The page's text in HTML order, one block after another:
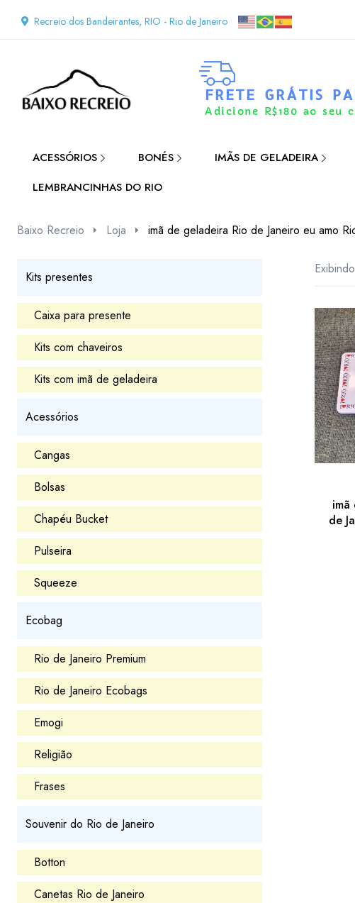
Recreio dos Bandeirantes, RIO - Rio de Janeiro
FRETE GRÁTIS
Adicione R$180 ao seu
ACESSÓRIOS BONÉS IMÃS DE GELADEIRA
LEMBRANCINHAS DO RIO
Baixo Recreio Loja imã de geladeira Rio de Janeiro eu amo
imã
de
Kits presentes
Caixa para presente
Kits com chaveiros
Kits com imã de geladeira
Acessórios
Cangas
Bolsas
Chapéu Bucket
Pulseira
Squeeze
Ecobag
Rio de Janeiro Premium
Rio de Janeiro Ecobags
Emogi
Religião
Frases
Souvenir do Rio de Janeiro
Botton
Canetas Rio de Janeiro